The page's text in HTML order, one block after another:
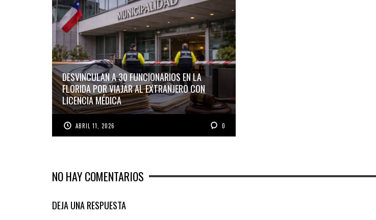
DESVINCULAN A 30 FUNCIONARIOS EN LA
FLORIDA POR VIAJAR AL EXTRANJERO CON
LICENCIA MÉDICA
ABRIL 11, 2026 0
NO HAY COMENTARIOS
DEJA UNA RESPUESTA